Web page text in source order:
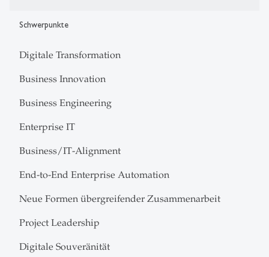
Schwerpunkte
Digitale Transformation
Business Innovation
Business Engineering
Enterprise IT
Business/IT-Alignment
End-to-End Enterprise Automation
Neue Formen übergreifender Zusammenarbeit
Project Leadership
Digitale Souveränität